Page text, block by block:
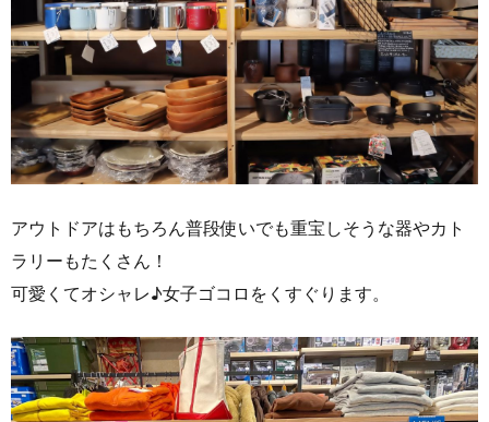
アウトドアはもちろん普段使いでも重宝しそうな器やカト
ラリーもたくさん！
可愛くてオシャレ♪女子ゴコロをくすぐります。